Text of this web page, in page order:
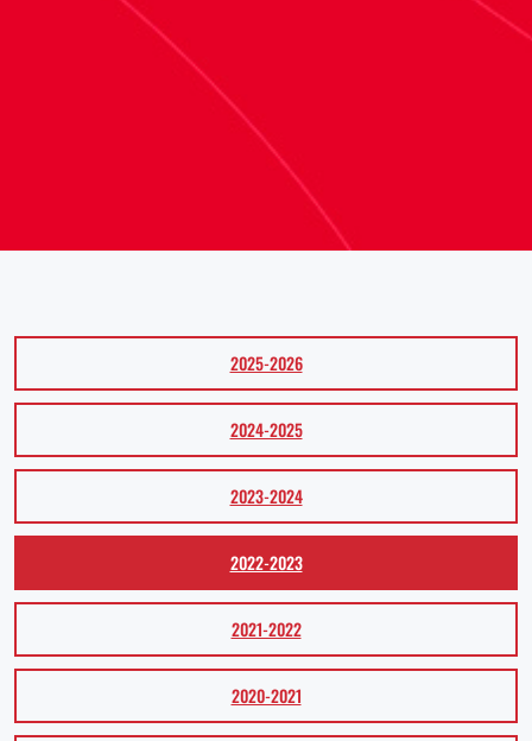
2025-2026
2024-2025
2023-2024
2022-2023
2021-2022
2020-2021